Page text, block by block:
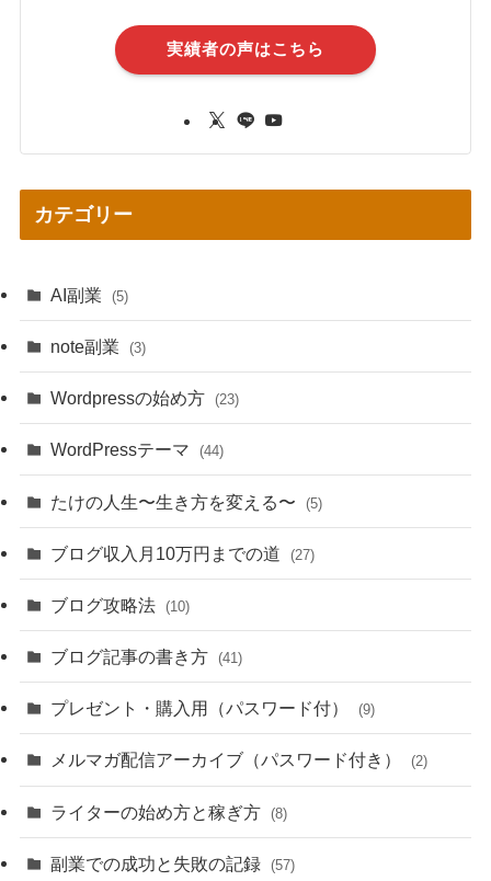
実績者の声はこちら
カテゴリー
AI副業 (5)
note副業 (3)
Wordpressの始め方 (23)
WordPressテーマ (44)
たけの人生〜生き方を変える〜 (5)
ブログ収入月10万円までの道 (27)
ブログ攻略法 (10)
ブログ記事の書き方 (41)
プレゼント・購入用（パスワード付） (9)
メルマガ配信アーカイブ（パスワード付き） (2)
ライターの始め方と稼ぎ方 (8)
副業での成功と失敗の記録 (57)